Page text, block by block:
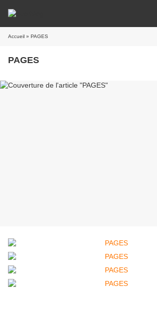
Accueil » PAGES
PAGES